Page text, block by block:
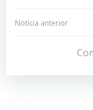
Post
Notícia anterior